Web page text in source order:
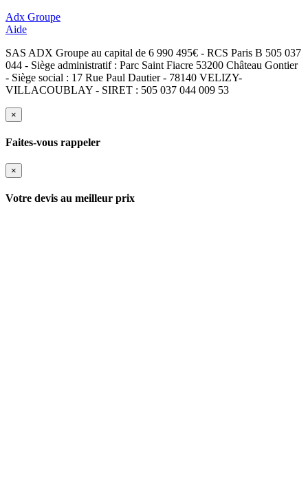
Adx Groupe
Aide
SAS ADX Groupe au capital de 6 990 495€ - RCS Paris B 505 037
044 - Siège administratif : Parc Saint Fiacre 53200 Château Gontier
- Siège social : 17 Rue Paul Dautier - 78140 VELIZY-
VILLACOUBLAY - SIRET : 505 037 044 009 53
×
Faites-vous rappeler
×
Votre devis au meilleur prix